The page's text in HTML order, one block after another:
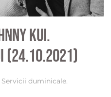
Kui.
(24.10.2021)
Servicii duminicale.